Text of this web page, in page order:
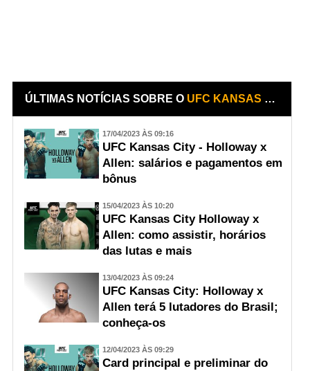
ÚLTIMAS NOTÍCIAS SOBRE O UFC KANSAS CITY: HOLLOWAY X ALLEN
17/04/2023 ÀS 09:16
UFC Kansas City - Holloway x
Allen: salários e pagamentos em
bônus
15/04/2023 ÀS 10:20
UFC Kansas City Holloway x
Allen: como assistir, horários
das lutas e mais
13/04/2023 ÀS 09:24
UFC Kansas City: Holloway x
Allen terá 5 lutadores do Brasil;
conheça-os
12/04/2023 ÀS 09:29
Card principal e preliminar do